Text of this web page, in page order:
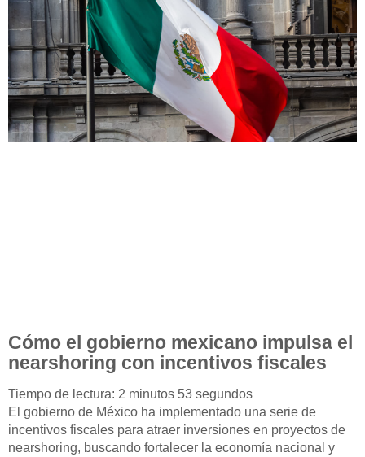
Cómo el gobierno mexicano impulsa el
nearshoring con incentivos fiscales
Tiempo de lectura: 2 minutos 53 segundos
El gobierno de México ha implementado una serie de
incentivos fiscales para atraer inversiones en proyectos de
nearshoring, buscando fortalecer la economía nacional y